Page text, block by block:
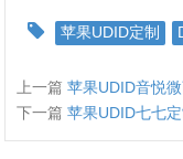
苹果UDID定制
上一篇苹果UDID音悦
下一篇苹果UDID七七